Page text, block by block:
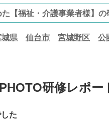
【福祉・介護事業者様】
城県 仙台市 宮城野区 公
研修レポー
た